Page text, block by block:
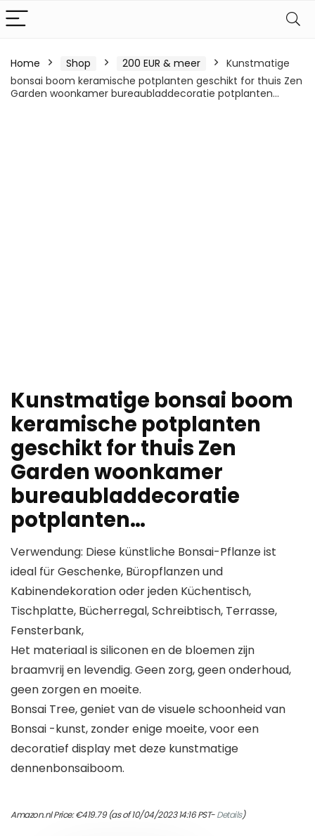
Home Shop 200 EUR & meer
Kunstmatige
bonsai boom keramische potplanten geschikt for thuis Zen
Garden woonkamer bureaubladdecoratie potplanten…
Kunstmatige bonsai boom
keramische potplanten
geschikt for thuis Zen
Garden woonkamer
bureaubladdecoratie
potplanten…
Verwendung: Diese künstliche Bonsai-Pflanze ist
ideal für Geschenke, Büropflanzen und
Kabinendekoration oder jeden Küchentisch,
Tischplatte, Bücherregal, Schreibtisch, Terrasse,
Fensterbank,
Het materiaal is siliconen en de bloemen zijn
braamvrij en levendig. Geen zorg, geen onderhoud,
geen zorgen en moeite.
Bonsai Tree, geniet van de visuele schoonheid van
Bonsai -kunst, zonder enige moeite, voor een
decoratief display met deze kunstmatige
dennenbonsaiboom.
Amazon.nl Price:€419.79(as of 10/04/2023 14:16 PST-Details)